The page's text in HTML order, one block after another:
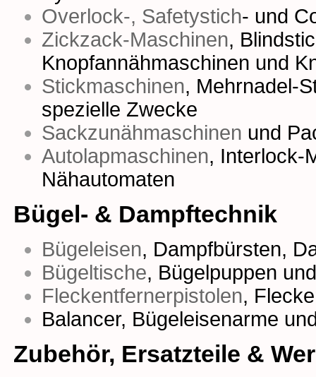
Overlock-, Safetystich- und
Zickzack-Maschinen,
Knopfannähmaschinen und
Stickmaschinen, Mehrnadel-
spezielle Zwecke
Sackzunähmaschinen und
Autolapmaschinen, Interlock-
Nähautomaten
Bügel- & Dampftechnik
Bügeleisen, Dampfbürsten,
Bügeltische, Bügelpuppen
Fleckentfernerpistolen,
Balancer, Bügeleisenarme
Zubehör, Ersatzteile &